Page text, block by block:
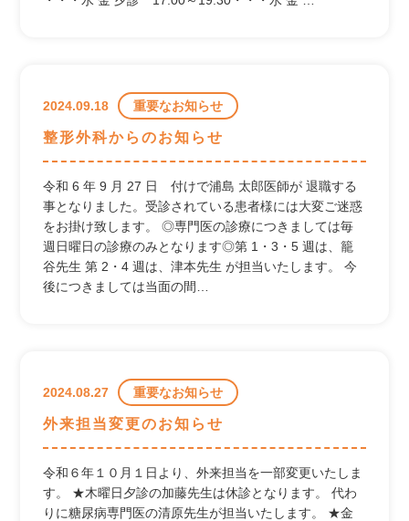
2024.09.18 重要なお知らせ
整形外科からのお知らせ
令和 6 年 9 月 27 日 付けで浦島 太郎医師が 退職する
事となりました。受診されている患者様には大変ご迷惑
をお掛け致します。 ◎専門医の診療につきましては毎
週日曜日の診療のみとなります◎第 1・3・5 週は、籠
谷先生 第 2・4 週は、津本先生 が担当いたします。 今
後につきましては当面の間…
2024.08.27 重要なお知らせ
外来担当変更のお知らせ
令和６年１０月１日より、外来担当を一部変更いたしま
す。 ★木曜日夕診の加藤先生は休診となります。 代わ
りに糖尿病専門医の清原先生が担当いたします。 ★金